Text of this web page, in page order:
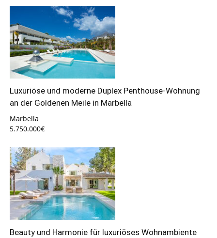
Luxuriöse und moderne Duplex Penthouse-Wohnung
an der Goldenen Meile in Marbella
Marbella
5.750.000€
Beauty und Harmonie für luxuriöses Wohnambiente